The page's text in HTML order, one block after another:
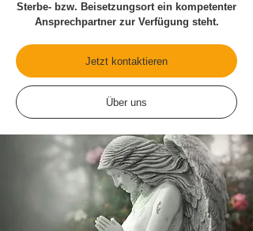
Sterbe- bzw. Beisetzungsort ein kompetenter
Ansprechpartner zur Verfügung steht.
Jetzt kontaktieren
Über uns